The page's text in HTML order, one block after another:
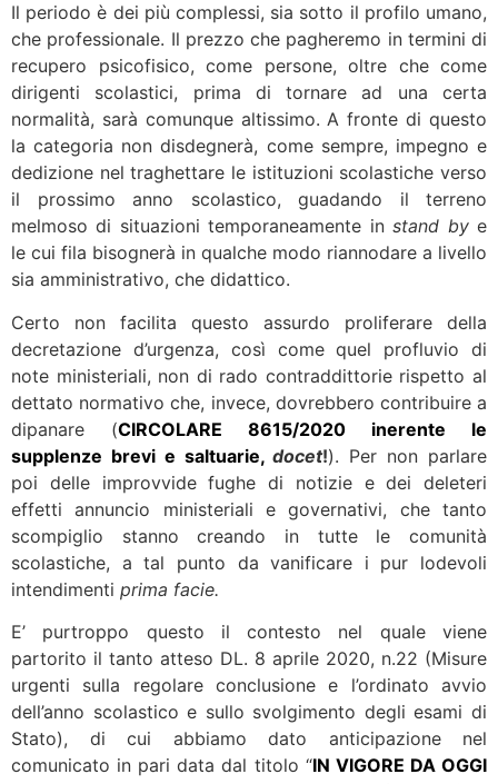
Il periodo è dei più complessi, sia sotto il profilo umano,
che professionale. Il prezzo che pagheremo in termini di
recupero psicofisico, come persone, oltre che come
dirigenti scolastici, prima di tornare ad una certa
normalità, sarà comunque altissimo. A fronte di questo
la categoria non disdegnerà, come sempre, impegno e
dedizione nel traghettare le istituzioni scolastiche verso
il prossimo anno scolastico, guadando il terreno
melmoso di situazioni temporaneamente instand bye
le cui fila bisognerà in qualche modo riannodare a livello
sia amministrativo, che didattico.
Certo non facilita questo assurdo proliferare della
decretazione d’urgenza, così come quel profluvio di
note ministeriali, non di rado contraddittorie rispetto al
dettato normativo che, invece, dovrebbero contribuire a
dipanare (CIRCOLARE 8615/2020 inerente le
supplenze brevi e saltuarie, docet!). Per non parlare
poi delle improvvide fughe di notizie e dei deleteri
effetti annuncio ministeriali e governativi, che tanto
scompiglio stanno creando in tutte le comunità
scolastiche, a tal punto da vanificare i pur lodevoli
intendimenti prima facie.
E’ purtroppo questo il contesto nel quale viene
partorito il tanto atteso DL. 8 aprile 2020, n.22 (Misure
urgenti sulla regolare conclusione e l’ordinato avvio
dell’anno scolastico e sullo svolgimento degli esami di
Stato), di cui abbiamo dato anticipazione nel
comunicato in pari data dal titolo “IN VIGORE DA OGGI